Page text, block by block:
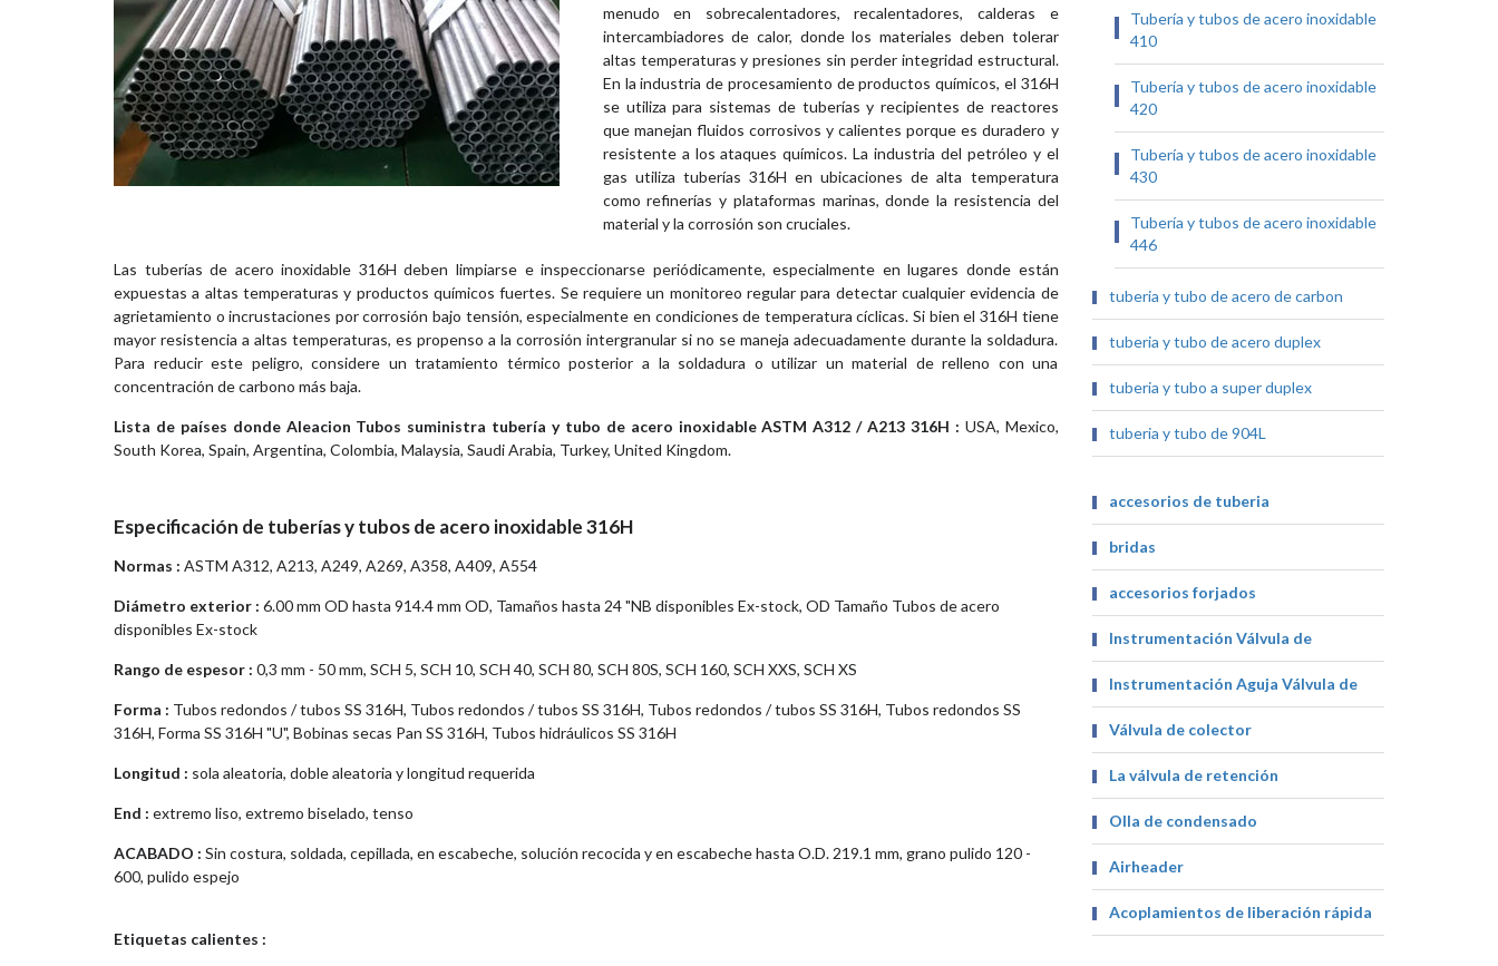
menudo en sobrecalentadores, recalentadores, calderas e
intercambiadores de calor, donde los materiales deben tolerar
altas temperaturas y presiones sin perder integridad estructural.
En la industria de procesamiento de productos químicos, el 316H
se utiliza para sistemas de tuberías y recipientes de reactores
que manejan fluidos corrosivos y calientes porque es duradero y
resistente a los ataques químicos. La industria del petróleo y el
gas utiliza tuberías 316H en ubicaciones de alta temperatura
como refinerías y plataformas marinas, donde la resistencia del
material y la corrosión son cruciales.
Las tuberías de acero inoxidable 316H deben limpiarse e inspeccionarse periódicamente, especialmente en lugares donde están
expuestas a altas temperaturas y productos químicos fuertes. Se requiere un monitoreo regular para detectar cualquier evidencia de
agrietamiento o incrustaciones por corrosión bajo tensión, especialmente en condiciones de temperatura cíclicas. Si bien el 316H tiene
mayor resistencia a altas temperaturas, es propenso a la corrosión intergranular si no se maneja adecuadamente durante la soldadura.
Para reducir este peligro, considere un tratamiento térmico posterior a la soldadura o utilizar un material de relleno con una
concentración de carbono más baja.
Lista de países donde Aleacion Tubos suministra tubería y tubo de acero inoxidable ASTM A312 / A213 316H : USA, Mexico,
South Korea, Spain, Argentina, Colombia, Malaysia, Saudi Arabia, Turkey, United Kingdom.
Especificación de tuberías y tubos de acero inoxidable 316H
Normas : ASTM A312, A213, A249, A269, A358, A409, A554
Diámetro exterior : 6.00 mm OD hasta 914.4 mm OD, Tamaños hasta 24 "NB disponibles Ex-stock, OD Tamaño Tubos de acero
disponibles Ex-stock
Rango de espesor : 0,3 mm - 50 mm, SCH 5, SCH 10, SCH 40, SCH 80, SCH 80S, SCH 160, SCH XXS, SCH XS
Forma : Tubos redondos / tubos SS 316H, Tubos redondos / tubos SS 316H, Tubos redondos / tubos SS 316H, Tubos redondos SS
316H, Forma SS 316H "U", Bobinas secas Pan SS 316H, Tubos hidráulicos SS 316H
Longitud : sola aleatoria, doble aleatoria y longitud requerida
End : extremo liso, extremo biselado, tenso
ACABADO : Sin costura, soldada, cepillada, en escabeche, solución recocida y en escabeche hasta O.D. 219.1 mm, grano pulido 120 -
600, pulido espejo
Etiquetas calientes :
Tubería y tubos de acero inoxidable
410
Tubería y tubos de acero inoxidable
420
Tubería y tubos de acero inoxidable
430
Tubería y tubos de acero inoxidable
446
tuberia y tubo de acero de carbon
tuberia y tubo de acero duplex
tuberia y tubo a super duplex
tuberia y tubo de 904L
accesorios de tuberia
bridas
accesorios forjados
Instrumentación Válvula de
Instrumentación Aguja Válvula de
Válvula de colector
La válvula de retención
Olla de condensado
Airheader
Acoplamientos de liberación rápida